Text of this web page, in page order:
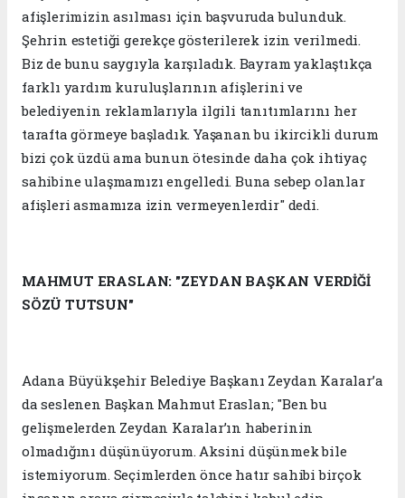
afişlerimizin asılması için başvuruda bulunduk.
Şehrin estetiği gerekçe gösterilerek izin verilmedi.
Biz de bunu saygıyla karşıladık. Bayram yaklaştıkça
farklı yardım kuruluşlarının afişlerini ve
belediyenin reklamlarıyla ilgili tanıtımlarını her
tarafta görmeye başladık. Yaşanan bu ikircikli durum
bizi çok üzdü ama bunun ötesinde daha çok ihtiyaç
sahibine ulaşmamızı engelledi. Buna sebep olanlar
afişleri asmamıza izin vermeyenlerdir" dedi.
MAHMUT ERASLAN: "ZEYDAN BAŞKAN VERDİĞİ
SÖZÜ TUTSUN"
Adana Büyükşehir Belediye Başkanı Zeydan Karalar’a
da seslenen Başkan Mahmut Eraslan; "Ben bu
gelişmelerden Zeydan Karalar’ın haberinin
olmadığını düşünüyorum. Aksini düşünmek bile
istemiyorum. Seçimlerden önce hatır sahibi birçok